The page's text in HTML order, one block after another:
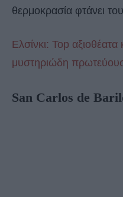
θερμοκρασία φτάνει
Ελσίνκι: Top αξιοθέατα
μυστηριώδη
San Carlos de